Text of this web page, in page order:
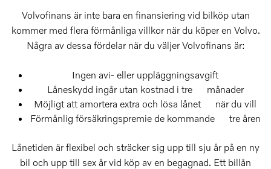
Volvofinans är inte bara en finansiering vid bilköp utan
kommer med flera förmånliga villkor när du köper en Volvo.
Några av dessa fördelar när du väljer Volvofinans är:
Ingen avi- eller uppläggningsavgift
Låneskydd ingår utan kostnad i tre månader
Möjligt att amortera extra och lösa lånet när du vill
Förmånlig försäkringspremie de kommande tre åren
Lånetiden är flexibel och sträcker sig upp till sju år på en ny
bil och upp till sex år vid köp av en begagnad. Ett billån